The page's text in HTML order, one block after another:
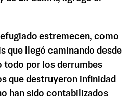
estremecen, como
que llegó caminando desde
todo por los derrumbes
que destruyeron infinidad
han sido contabilizados